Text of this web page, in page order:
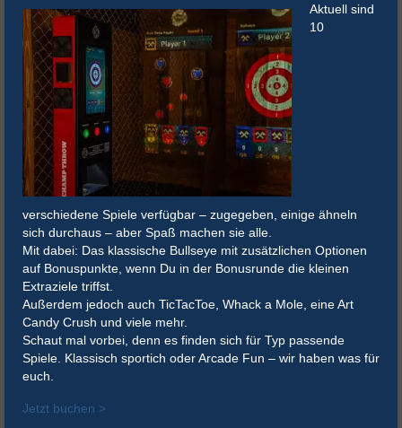
Aktuell sind
10
verschiedene Spiele verfügbar – zugegeben, einige ähneln
sich durchaus – aber Spaß machen sie alle.
Mit dabei: Das klassische Bullseye mit zusätzlichen Optionen
auf Bonuspunkte, wenn Du in der Bonusrunde die kleinen
Extraziele triffst.
Außerdem jedoch auch TicTacToe, Whack a Mole, eine Art
Candy Crush und viele mehr.
Schaut mal vorbei, denn es finden sich für Typ passende
Spiele. Klassisch sportich oder Arcade Fun – wir haben was für
euch.
Jetzt buchen >